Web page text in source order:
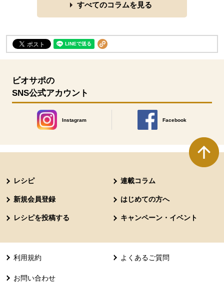
すべてのコラムを見る
ビオサポの
SNS公式アカウント
Instagram
別のウィンドウで開きます。
Facebook
別のウィンドウで開きます
レシピ 連載コラム
新規会員登録 はじめての方へ
レシピを投稿する キャンペーン・イベント
利用規約 よくあるご質問
お問い合わせ